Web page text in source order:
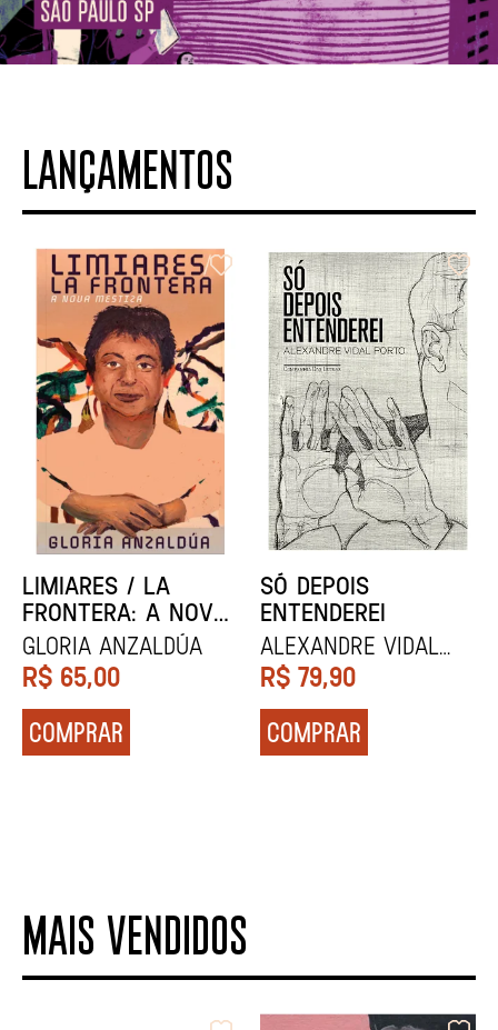
LANÇAMENTOS
LIMIARES / LA
FRONTERA: A NOVA
MESTIZA
Gloria Anzaldúa
R$ 65,00
COMPRAR
SÓ DEPOIS
ENTENDEREI
Alexandre Vidal
Porto
R$ 79,90
COMPRAR
MAIS VENDIDOS